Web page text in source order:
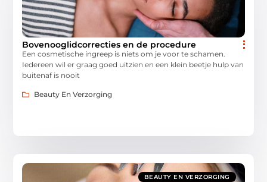
Bovenooglidcorrecties en de procedure
Een cosmetische ingreep is niets om je voor te schamen.
Iedereen wil er graag goed uitzien en een klein beetje hulp van
buitenaf is nooit
Beauty En Verzorging
BEAUTY EN VERZORGING